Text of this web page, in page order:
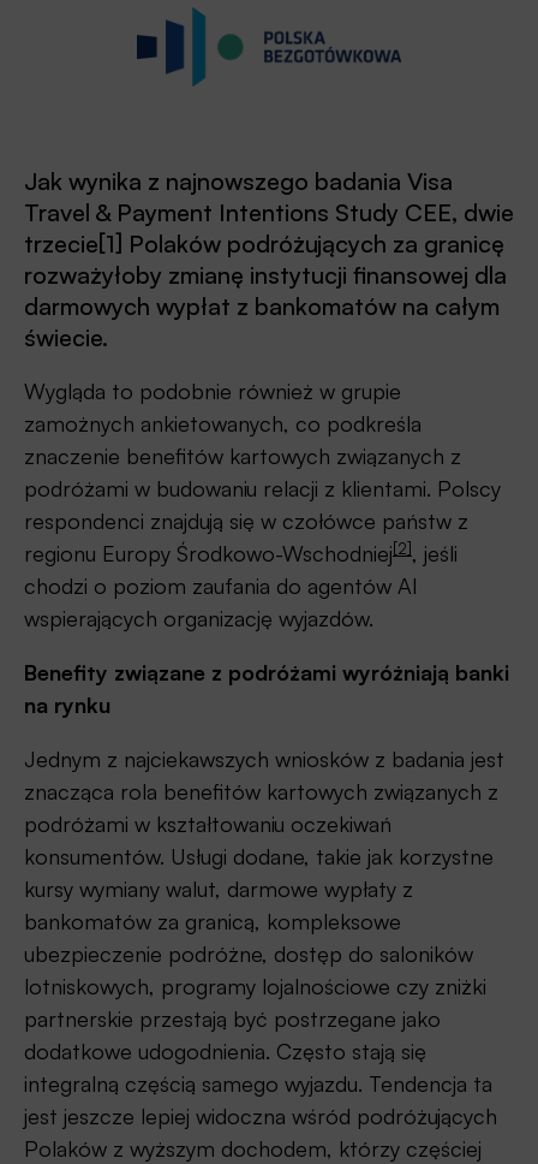
Jak wynika z najnowszego badania Visa
Travel & Payment Intentions Study CEE, dwie
trzecie[1] Polaków podróżujących za granicę
rozważyłoby zmianę instytucji finansowej dla
darmowych wypłat z bankomatów na całym
świecie.
Wygląda to podobnie również w grupie
zamożnych ankietowanych, co podkreśla
znaczenie benefitów kartowych związanych z
podróżami w budowaniu relacji z klientami. Polscy
respondenci znajdują się w czołówce państw z
regionu Europy Środkowo-Wschodniej[2], jeśli
chodzi o poziom zaufania do agentów AI
wspierających organizację wyjazdów.
Benefity związane z podróżami wyróżniają banki
na rynku
Jednym z najciekawszych wniosków z badania jest
znacząca rola benefitów kartowych związanych z
podróżami w kształtowaniu oczekiwań
konsumentów. Usługi dodane, takie jak korzystne
kursy wymiany walut, darmowe wypłaty z
bankomatów za granicą, kompleksowe
ubezpieczenie podróżne, dostęp do saloników
lotniskowych, programy lojalnościowe czy zniżki
partnerskie przestają być postrzegane jako
dodatkowe udogodnienia. Często stają się
integralną częścią samego wyjazdu. Tendencja ta
jest jeszcze lepiej widoczna wśród podróżujących
Polaków z wyższym dochodem, którzy częściej